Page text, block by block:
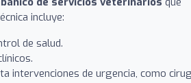
incluye:
de salud.
intervenciones de urgencia, como